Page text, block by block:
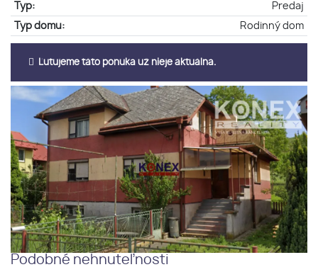
Typ:
Predaj
Typ domu:
Rodinný dom
Ľutujeme táto ponuka už nieje aktuálna.
Podobné nehnuteľnosti